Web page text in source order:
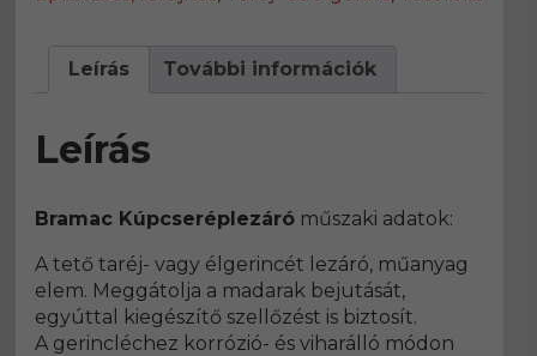
Leírás További információk
Leírás
Bramac Kúpcseréplezáró műszaki adatok:
A tető taréj- vagy élgerincét lezáró, műanyag
elem. Meggátolja a madarak bejutását,
egyúttal kiegészítő szellőzést is biztosít.
A gerincléchez korrózió- és viharálló módon